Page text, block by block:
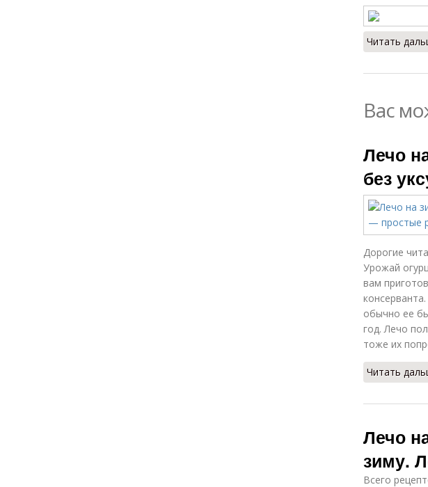
Читать
Вас
Лечо
без
Дорогие
Урожай
вам
обычно ее
год. Лечо
тоже их
Читать
Лечо
зиму.
Всего